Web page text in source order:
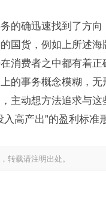
的确迅速找到了方
国货，例如上所述
消费者之中都有着
的事务概念模糊，
主动想方法追求与
高产出”的盈利标准
转载请注明出处。